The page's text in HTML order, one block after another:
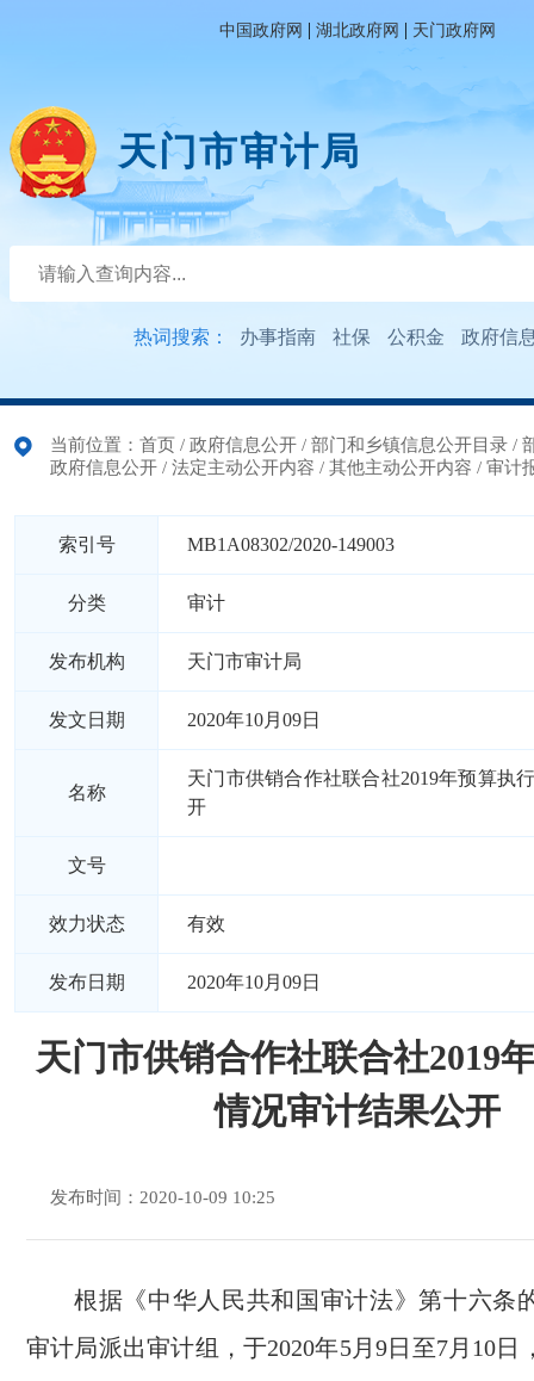
中国政府网 | 湖北政府网 | 天门政府网
天门市审计局
热词搜索： 办事指南 社保 公积金 政府信
当前位置： 首页 / 政府信息公开 / 部门和乡镇信息公开目录 /
政府信息公开 / 法定主动公开内容 / 其他主动公开内容 / 审计
索引号 MB1A08302/2020-149003
分类 审计
发布机构 天门市审计局
发文日期 2020年10月09日
名称
天门市供销合作社联合社2019年预算执
开
文号
效力状态 有效
发布日期 2020年10月09日
天门市供销合作社联合社2019
情况审计结果公开
发布时间：2020-10-09 10:25
根据《中华人民共和国审计法》第十六条
审计局派出审计组，于2020年5月9日至7月10日